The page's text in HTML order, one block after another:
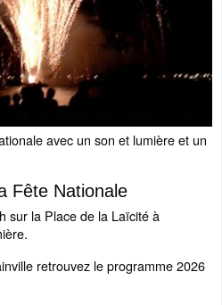
avec un son et lumière et un
Fête Nationale
sur la Place de la Laïcité à
retrouvez le programme 2026